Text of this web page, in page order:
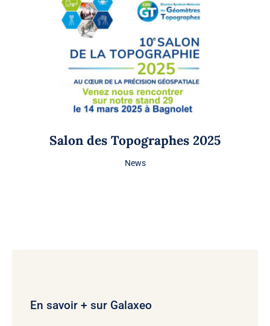
Salon des Topographes 2025
News
En savoir + sur Galaxeo